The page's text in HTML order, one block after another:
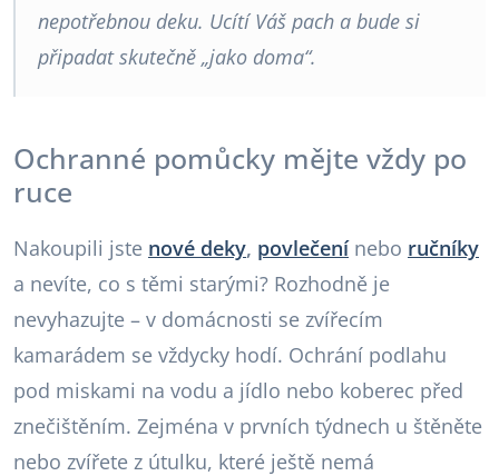
nepotřebnou deku. Ucítí Váš pach a bude si
připadat skutečně „jako doma“.
Ochranné pomůcky mějte vždy po
ruce
Nakoupili jste nové deky, povlečenínebo ručníky
a nevíte, co s těmi starými? Rozhodně je
nevyhazujte – v domácnosti se zvířecím
kamarádem se vždycky hodí. Ochrání podlahu
pod miskami na vodu a jídlo nebo koberec před
znečištěním. Zejména v prvních týdnech u štěněte
nebo zvířete z útulku, které ještě nemá